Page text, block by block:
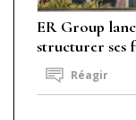
ER Group
structurer ses
Réagir